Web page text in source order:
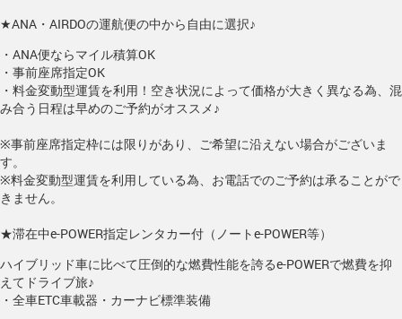
★ANA・AIRDOの運航便の中から自由に選択♪
・ANA便ならマイル積算OK
・事前座席指定OK
・料金変動型運賃を利用！空き状況によって価格が大きく異なる為、混
み合う日程は早めのご予約がオススメ♪
※事前座席指定枠には限りがあり、ご希望に沿えない場合がございま
す。
※料金変動型運賃を利用している為、お電話でのご予約は承ることがで
きません。
★滞在中e-POWER指定レンタカー付（ノートe-POWER等）
ハイブリッド車に比べて圧倒的な燃費性能を誇るe-POWERで燃費を抑
えてドライブ旅♪
・全車ETC車載器・カーナビ標準装備